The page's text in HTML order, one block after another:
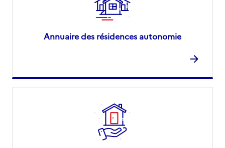
Annuaire des résidences autonomie